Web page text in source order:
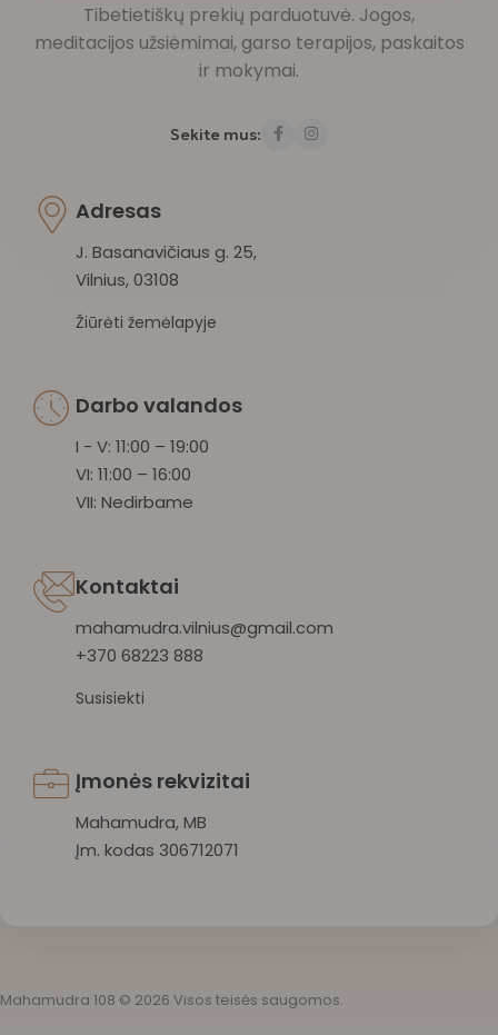
Tibetietiškų prekių parduotuvė. Jogos,
meditacijos užsiėmimai, garso terapijos, paskaitos
ir mokymai.
Sekite mus:
Adresas
J. Basanavičiaus g. 25,
Vilnius, 03108
Žiūrėti žemėlapyje
Darbo valandos
I - V: 11:00 – 19:00
VI: 11:00 – 16:00
VII: Nedirbame
Kontaktai
mahamudra.vilnius@gmail.com
+370 68223 888
Susisiekti
Įmonės rekvizitai
Mahamudra, MB
Įm. kodas 306712071
Mahamudra 108 © 2026 Visos teisės saugomos.